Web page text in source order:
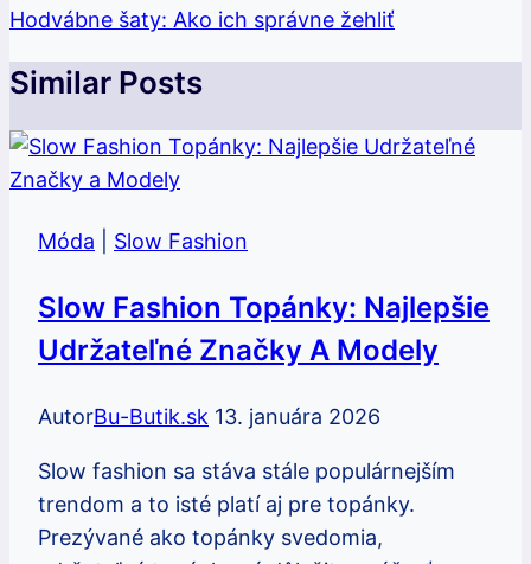
Hodvábne šaty: Ako ich správne žehliť
Similar Posts
Móda Slow Fashion
Slow Fashion Topánky: Najlepšie
Udržateľné Značky A Modely
AutorBu-Butik.sk 13. januára 2026
Slow fashion sa stáva stále populárnejším
trendom a to isté platí aj pre topánky.
Prezývané ako topánky svedomia,